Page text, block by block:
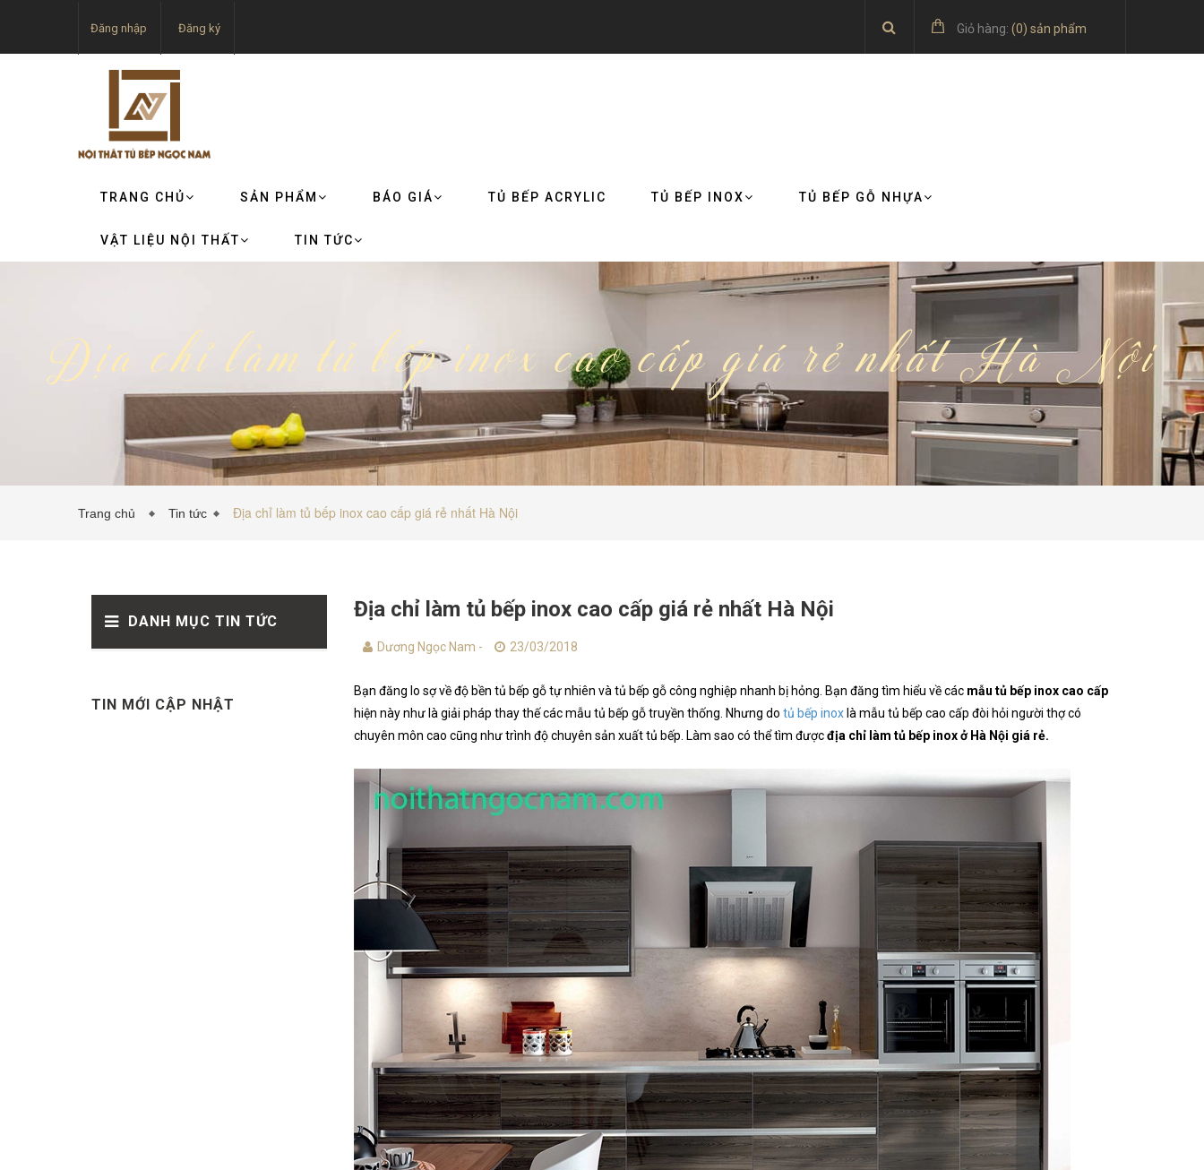
Đăng nhập Đăng ký Giỏ hàng: (0) sản phẩm
TRANG CHỦ SẢN PHẨM BÁO GIÁ TỦ BẾP ACRYLIC TỦ BẾP INOX TỦ BẾP GỖ NHỰA
VẬT LIỆU NỘI THẤT TIN TỨC
Địa chỉ làm tủ bếp inox cao cấp giá rẻ nhất Hà Nội
Trang chủ Tin tức Địa chỉ làm tủ bếp inox cao cấp giá rẻ nhất Hà Nội
DANH MỤC TIN TỨC
TIN MỚI CẬP NHẬT
Địa chỉ làm tủ bếp inox cao cấp giá rẻ nhất Hà Nội
Dương Ngọc Nam - 23/03/2018
Bạn đăng lo sợ về độ bền tủ bếp gỗ tự nhiên và tủ bếp gỗ công nghiệp nhanh bị hỏng. Bạn đăng tìm hiểu về các mẫu tủ bếp inox cao cấp
hiện này như là giải pháp thay thế các mẫu tủ bếp gỗ truyền thống. Nhưng do tủ bếp inox là mẫu tủ bếp cao cấp đòi hỏi người thợ có
chuyên môn cao cũng như trình độ chuyên sản xuất tủ bếp. Làm sao có thể tìm đượcđịa chỉ làm tủ bếp inox ở Hà Nội giá rẻ.